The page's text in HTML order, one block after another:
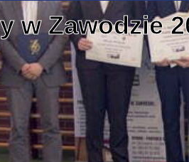
w Zawodzie